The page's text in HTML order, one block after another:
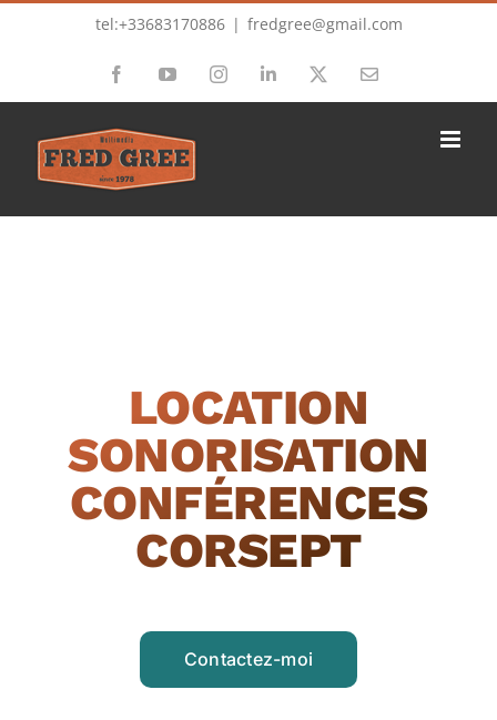
tel:+33683170886 | fredgree@gmail.com
FacebookYouTubeInstagramLinkedIn Email
LOCATION
SONORISATION
CONFÉRENCES
CORSEPT
Contactez-moi